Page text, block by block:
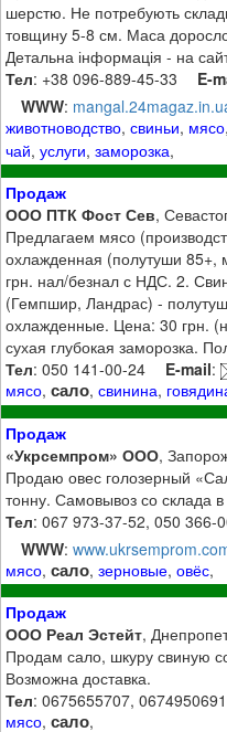
шерстю. Не потребують
товщину 5-8 см. Маса
Детальна інформація - на
Тел: +38 096-889-45-33 E-
WWW:
животноводство,свиньи, мясо
чай,услуги,заморозка,
Продаж
ООО ПТК Фост Сев,
Предлагаем мясо
охлажденная (полутуши
грн. нал/безнал с НДС. 2.
(Гемпшир, Ландрас) -
охлажденные. Цена: 30 грн.
сухая глубокая заморозка.
Тел: 050 141-00-24 E-mail:
мясо,сало,свинина,
Продаж
«Укрсемпром» ООО,
Продаю овес голозерный
тонну. Самовывоз со склада
Тел: 067 973-37-52, 050 366-
WWW:
мясо,сало,зерновые,овёс,
Продаж
ООО Реал Эстейт,
Продам сало, шкуру свиную
Возможна доставка.
Тел: 0675655707, 0674950691
мясо,сало,